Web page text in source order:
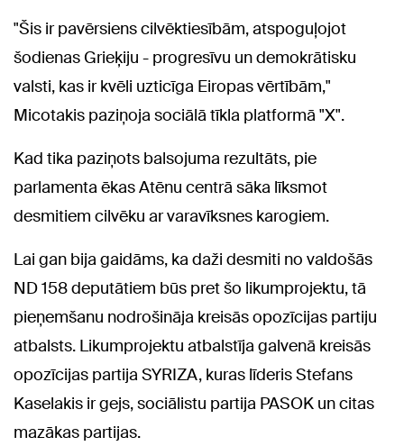
"Šis ir pavērsiens cilvēktiesībām, atspoguļojot
šodienas Grieķiju - progresīvu un demokrātisku
valsti, kas ir kvēli uzticīga Eiropas vērtībām,"
Micotakis paziņoja sociālā tīkla platformā "X".
Kad tika paziņots balsojuma rezultāts, pie
parlamenta ēkas Atēnu centrā sāka līksmot
desmitiem cilvēku ar varavīksnes karogiem.
Lai gan bija gaidāms, ka daži desmiti no valdošās
ND 158 deputātiem būs pret šo likumprojektu, tā
pieņemšanu nodrošināja kreisās opozīcijas partiju
atbalsts. Likumprojektu atbalstīja galvenā kreisās
opozīcijas partija SYRIZA, kuras līderis Stefans
Kaselakis ir gejs, sociālistu partija PASOK un citas
mazākas partijas.